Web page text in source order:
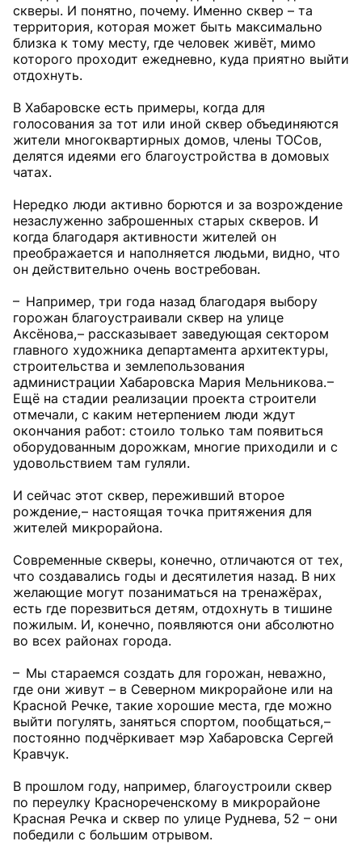
скверы. И понятно, почему. Именно сквер – та
территория, которая может быть максимально
близка к тому месту, где человек живёт, мимо
которого проходит ежедневно, куда приятно выйти
отдохнуть.
В Хабаровске есть примеры, когда для
голосования за тот или иной сквер объединяются
жители многоквартирных домов, члены ТОСов,
делятся идеями его благоустройства в домовых
чатах.
Нередко люди активно борются и за возрождение
незаслуженно заброшенных старых скверов. И
когда благодаря активности жителей он
преображается и наполняется людьми, видно, что
он действительно очень востребован.
– Например, три года назад благодаря выбору
горожан благоустраивали сквер на улице
Аксёнова, – рассказывает заведующая сектором
главного художника департамента архитектуры,
строительства и землепользования
администрации Хабаровска Мария Мельникова. –
Ещё на стадии реализации проекта строители
отмечали, с каким нетерпением люди ждут
окончания работ: стоило только там появиться
оборудованным дорожкам, многие приходили и с
удовольствием там гуляли.
И сейчас этот сквер, переживший второе
рождение, – настоящая точка притяжения для
жителей микрорайона.
Современные скверы, конечно, отличаются от тех,
что создавались годы и десятилетия назад. В них
желающие могут позаниматься на тренажёрах,
есть где порезвиться детям, отдохнуть в тишине
пожилым. И, конечно, появляются они абсолютно
во всех районах города.
– Мы стараемся создать для горожан, неважно,
где они живут – в Северном микрорайоне или на
Красной Речке, такие хорошие места, где можно
выйти погулять, заняться спортом, пообщаться, –
постоянно подчёркивает мэр Хабаровска Сергей
Кравчук.
В прошлом году, например, благоустроили сквер
по переулку Краснореченскому в микрорайоне
Красная Речка и сквер по улице Руднева, 52 – они
победили с большим отрывом.